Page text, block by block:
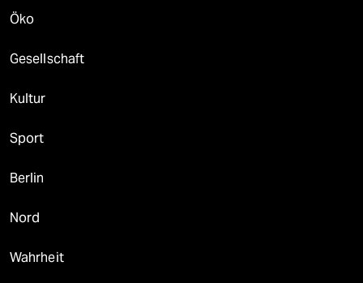
Öko
Gesellschaft
Kultur
Sport
Berlin
Nord
Wahrheit